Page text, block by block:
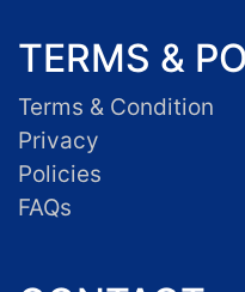
TERMS &
Terms & Condition
Privacy
Policies
FAQs